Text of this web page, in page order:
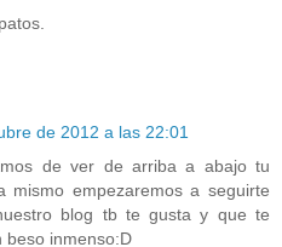
de 2012 a las 22:01
de ver de arriba a abajo tu
mismo empezaremos a seguirte
blog tb te gusta y que te
beso inmenso:D